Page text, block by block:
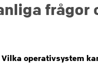
frågor
Vilka operativsystem